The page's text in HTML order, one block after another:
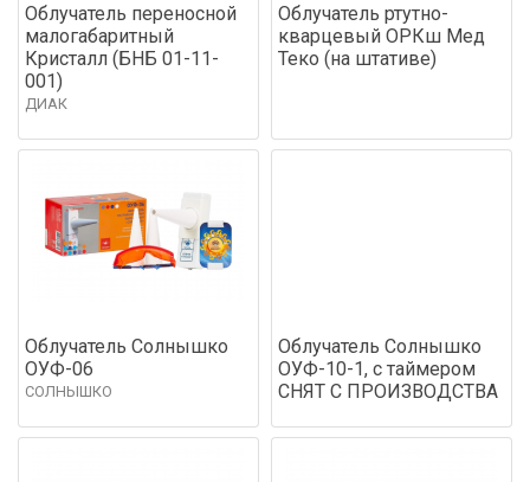
Облучатель переносной
малогабаритный
Кристалл (БНБ 01-11-
001)
ДИАК
Облучатель ртутно-
кварцевый ОРКш Мед
Теко (на штативе)
Облучатель Солнышко
ОУФ-06
СОЛНЫШКО
Облучатель Солнышко
ОУФ-10-1, с таймером
СНЯТ С ПРОИЗВОДСТВА